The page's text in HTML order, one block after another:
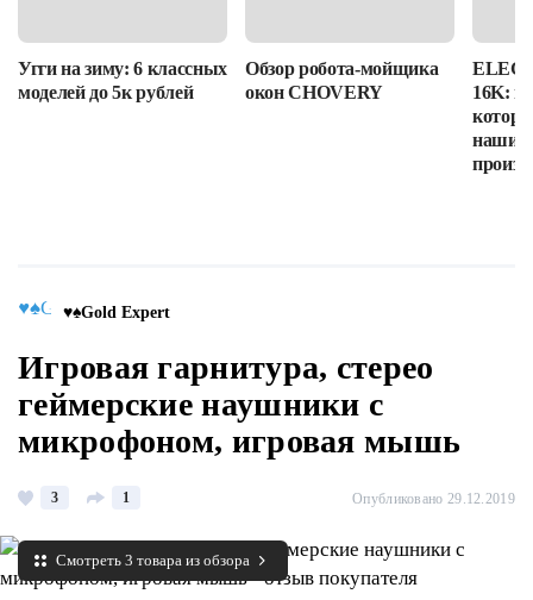
Угги на зиму: 6 классных
моделей до 5к рублей
Обзор робота-мойщика
окон CHOVERY
16K:
наши
♥♠Gold Expert
Игровая гарнитура, стерео
геймерские наушники с
микрофоном, игровая мышь
3 1 Опубликовано 29.12.2019
Смотреть 3 товара из обзора